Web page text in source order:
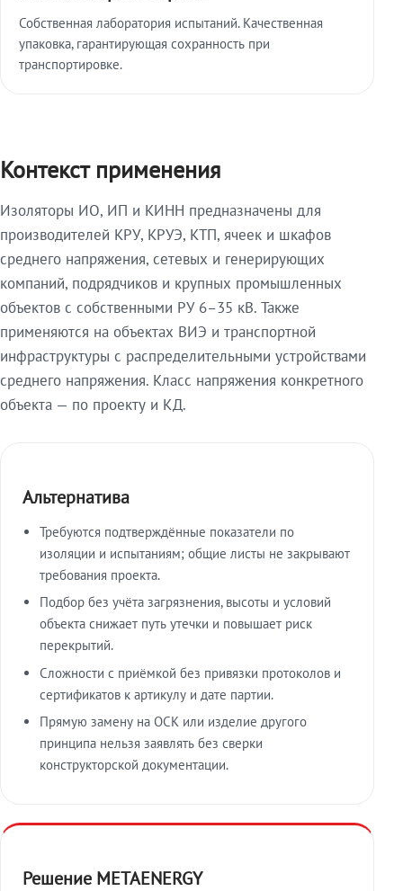
Собственная лаборатория испытаний. Качественная
упаковка, гарантирующая сохранность при
транспортировке.
Контекст применения
Изоляторы ИО, ИП и КИНН предназначены для
производителей КРУ, КРУЭ, КТП, ячеек и шкафов
среднего напряжения, сетевых и генерирующих
компаний, подрядчиков и крупных промышленных
объектов с собственными РУ 6–35 кВ. Также
применяются на объектах ВИЭ и транспортной
инфраструктуры с распределительными устройствами
среднего напряжения. Класс напряжения конкретного
объекта — по проекту и КД.
Альтернатива
Требуются подтверждённые показатели по
изоляции и испытаниям; общие листы не закрывают
требования проекта.
Подбор без учёта загрязнения, высоты и условий
объекта снижает путь утечки и повышает риск
перекрытий.
Сложности с приёмкой без привязки протоколов и
сертификатов к артикулу и дате партии.
Прямую замену на ОСК или изделие другого
принципа нельзя заявлять без сверки
конструкторской документации.
Решение METAENERGY